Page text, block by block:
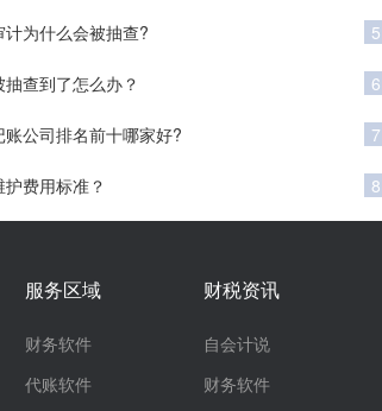
为什么会被抽查?
查到了怎么办？
账公司排名前十哪家好?
费用标准？
5
6
7
8
服务区域
财务软件
代账软件
财税资讯
自会计说
财务软件